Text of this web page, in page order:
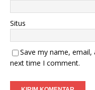
Situs
Save my name,
next time I comment.